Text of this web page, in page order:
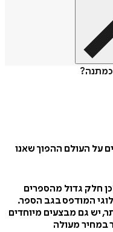
על העולם ההפוך שאנו
חלק גדול מהספרים
המודפס בגב הספר.
יש גם מבצעים מיוחדים
במחיר מעולה